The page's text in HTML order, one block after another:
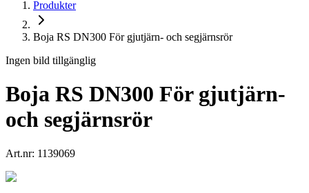
Produkter
Boja RS DN300 För gjutjärn- och segjärnsrör
Ingen bild tillgänglig
Boja RS DN300 För gjutjärn-
och segjärnsrör
Art.nr: 1139069